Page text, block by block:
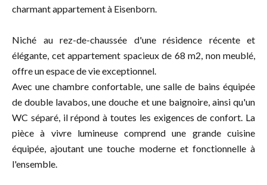
charmant appartement à Eisenborn.
Niché au rez-de-chaussée d'une résidence récente et
élégante, cet appartement spacieux de 68 m2, non meublé,
offre un espace de vie exceptionnel.
Avec une chambre confortable, une salle de bains équipée
de double lavabos, une douche et une baignoire, ainsi qu'un
WC séparé, il répond à toutes les exigences de confort. La
pièce à vivre lumineuse comprend une grande cuisine
équipée, ajoutant une touche moderne et fonctionnelle à
l'ensemble.